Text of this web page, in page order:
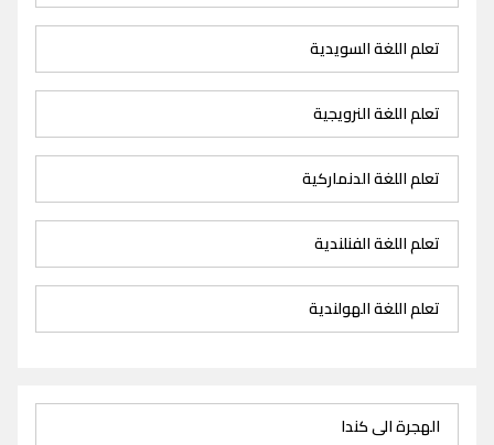
تعلم اللغة السويدية
تعلم اللغة النرويجية
تعلم اللغة الدنماركية
تعلم اللغة الفنلندية
تعلم اللغة الهولندية
الهجرة الى كندا